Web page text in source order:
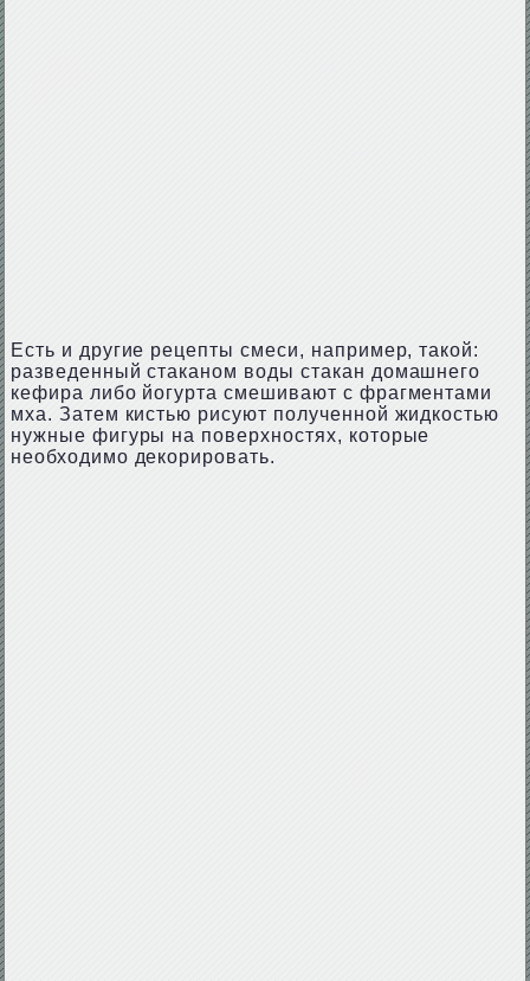
Есть и другие рецепты смеси, например, такой:
разведенный стаканом воды стакан домашнего
кефира либо йогурта смешивают с фрагментами
мха. Затем кистью рисуют полученной жидкостью
нужные фигуры на поверхностях, которые
необходимо декорировать.